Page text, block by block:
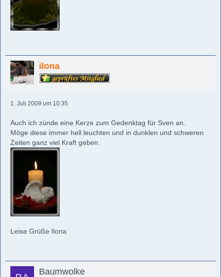
ilona
1. Juli 2009 um 10:35
Auch ich zünde eine Kerze zum Gedenktag für Sven an.
Möge diese immer hell leuchten und in dunklen und schweren
Zeiten ganz viel Kraft geben.
Leise Grüße Ilona
Baumwolke